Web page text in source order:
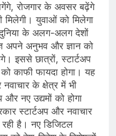
रोजगार के अवसर बढ़ेंगे
युवाओं को मिलेगा
दुनिया के अलग-अलग देशों
अपने अनुभव और ज्ञान को
इससे छात्रों, स्टार्टअप
काफी फायदा होगा। यह
के क्षेत्र में भी
नए उद्यमों को होगा
स्टार्टअप और नवाचार
है। नए डिजिटल